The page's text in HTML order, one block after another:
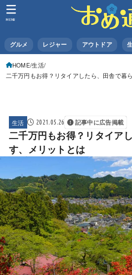
グルメ レジャー アウトドア
MENU
HOME 生活
二千万円もお得？リタイアしたら、田舎で暮
生活 2021.05.26 記事中に広告掲載
二千万円もお得？リタイア
す、メリットとは